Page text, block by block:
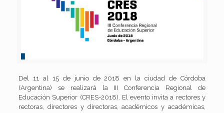
Del 11 al 15 de junio de 2018 en la ciudad de Córdoba
(Argentina) se realizará la III Conferencia Regional de
Educación Superior (CRES-2018). El evento invita a rectores y
rectoras, directores y directoras, académicos y académicas,